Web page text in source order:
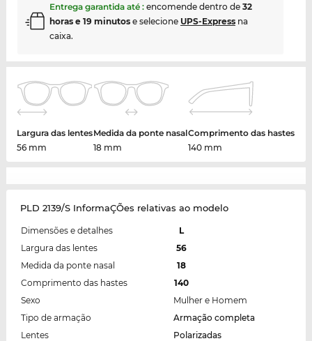
Entrega garantida até : encomende dentro de 32
horas e 19 minutose selecione UPS-Expressna
caixa.
Largura das lentes
56 mm
Medida da ponte nasal
18 mm
Comprimento das hastes
140 mm
PLD 2139/S InformaÇÕes relativas ao modelo
Dimensões e detalhes
L
Largura das lentes
56
Medida da ponte nasal
18
Comprimento das hastes
140
Sexo
Mulher e Homem
Tipo de armação
Armação completa
Lentes
Polarizadas